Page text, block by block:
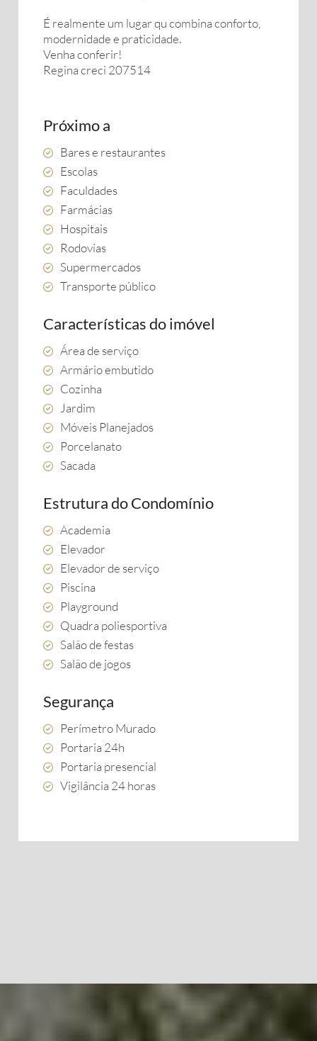
É realmente um lugar qu combina conforto,
modernidade e praticidade.
Venha conferir!
Regina creci 207514
Próximo a
Bares e restaurantes
Escolas
Faculdades
Farmácias
Hospitais
Rodovias
Supermercados
Transporte público
Características do imóvel
Área de serviço
Armário embutido
Cozinha
Jardim
Móveis Planejados
Porcelanato
Sacada
Estrutura do Condomínio
Academia
Elevador
Elevador de serviço
Piscina
Playground
Quadra poliesportiva
Salão de festas
Salão de jogos
Segurança
Perímetro Murado
Portaria 24h
Portaria presencial
Vigilância 24 horas